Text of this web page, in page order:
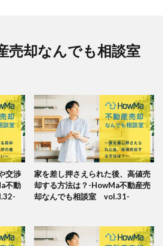
売却なんでも相談室
交渉
不動
家を差し押さえられた後、高値売
却する方法は？-HowMa不動産売
却なんでも相談室 vol.31-